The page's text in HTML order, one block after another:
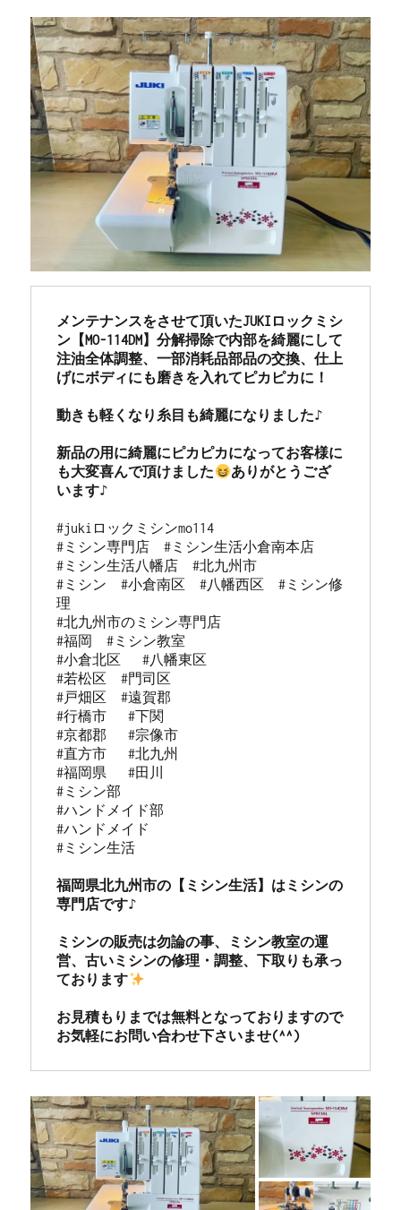
メンテナンスをさせて頂いたJUKIロックミシ
ン【MO-114DM】分解掃除で内部を綺麗にして
注油全体調整、一部消耗品部品の交換、仕上
げにボディにも磨きを入れてピカピカに！
動きも軽くなり糸目も綺麗になりました♪
新品の用に綺麗にピカピカになってお客様に
も大変喜んで頂けました
ありがとうござ
います♪
#jukiロックミシンmo114
#ミシン専門店  #ミシン生活小倉南本店
#ミシン生活八幡店  #北九州市
#ミシン  #小倉南区  #八幡西区  #ミシン修
理
#北九州市のミシン専門店
#福岡  #ミシン教室
#小倉北区   #八幡東区
#若松区  #門司区
#戸畑区  #遠賀郡
#行橋市   #下関
#京都郡   #宗像市
#直方市   #北九州
#福岡県   #田川
#ミシン部
#ハンドメイド部
#ハンドメイド
#ミシン生活
福岡県北九州市の【ミシン生活】はミシンの
専門店です♪
ミシンの販売は勿論の事、ミシン教室の運
営、古いミシンの修理・調整、下取りも承っ
ております
お見積もりまでは無料となっておりますので
お気軽にお問い合わせ下さいませ(^^)